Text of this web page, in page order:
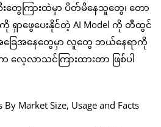
ေကြားထဲမှာ ပိတ်မိနေသူတွေ၊ တော
ရှာဖွေပေးနိုင်တဲ့ AI Model ကို တီထွင်
ေအနေတွေမှာ လူတွေ ဘယ်နေရာကို
ေ့လာသင်ကြားထားတာ ဖြစ်ပါ